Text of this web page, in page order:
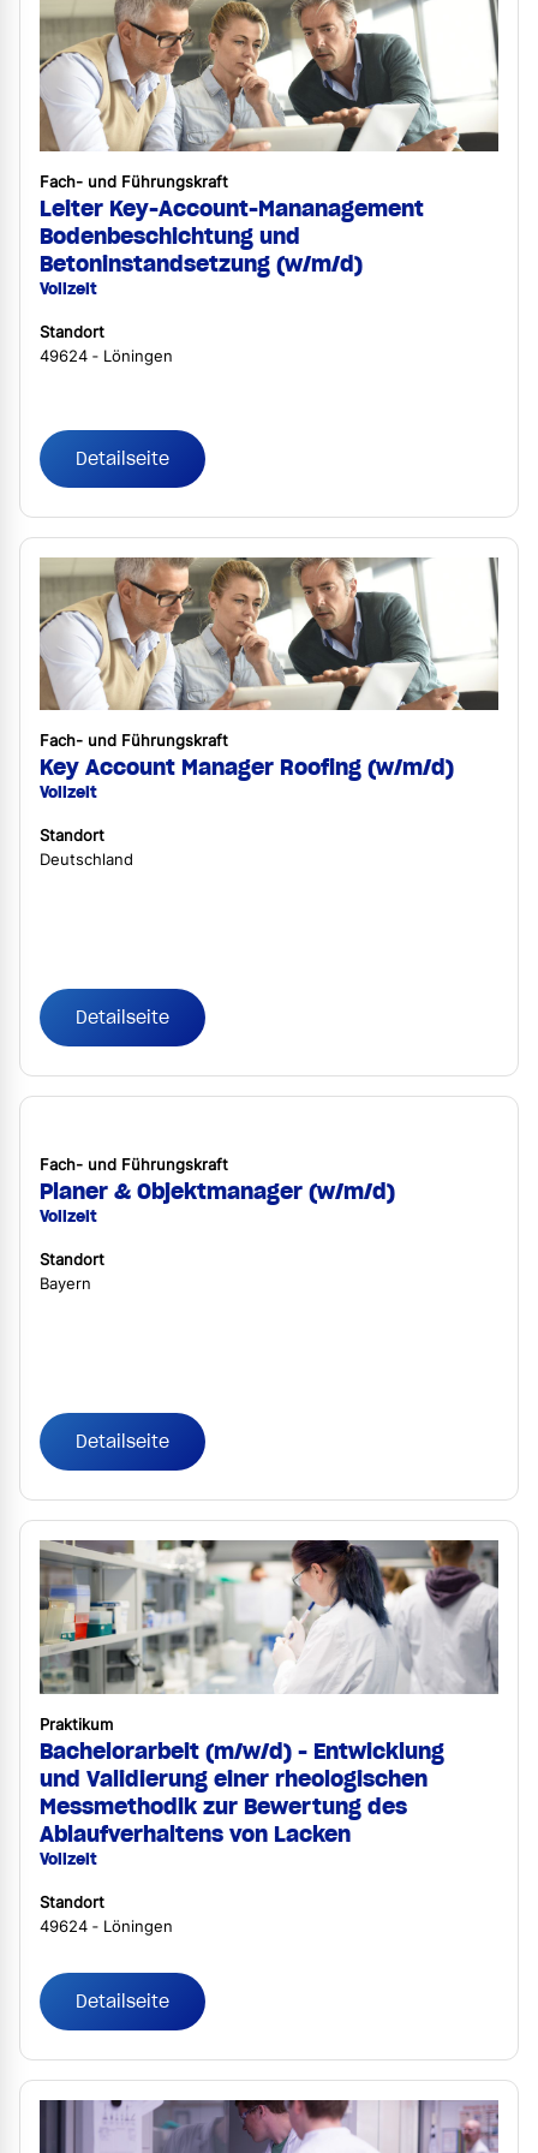
Fach- und Führungskraft
Leiter Key-Account-Mananagement
Bodenbeschichtung und
Betoninstandsetzung (w/m/d)
Vollzeit
Standort
49624 ‐ Löningen
Detailseite
Fach- und Führungskraft
Key Account Manager Roofing (w/m/d)
Vollzeit
Standort
Deutschland
Detailseite
Fach- und Führungskraft
Planer & Objektmanager (w/m/d)
Vollzeit
Standort
Bayern
Detailseite
Praktikum
Bachelorarbeit (m/w/d) - Entwicklung
und Validierung einer rheologischen
Messmethodik zur Bewertung des
Ablaufverhaltens von Lacken
Vollzeit
Standort
49624 ‐ Löningen
Detailseite